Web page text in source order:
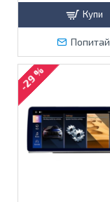
Купи
Попитай
-29 %